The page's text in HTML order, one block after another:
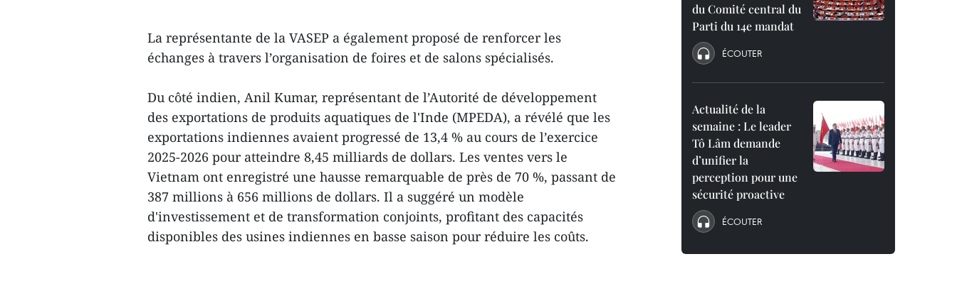
La représentante de la VASEP a également proposé de renforcer les
échanges à travers l’organisation de foires et de salons spécialisés.
Du côté indien, Anil Kumar, représentant de l’Autorité de développement
des exportations de produits aquatiques de l'Inde (MPEDA), a révélé que les
exportations indiennes avaient progressé de 13,4 % au cours de l’exercice
2025-2026 pour atteindre 8,45 milliards de dollars. Les ventes vers le
Vietnam ont enregistré une hausse remarquable de près de 70 %, passant de
387 millions à 656 millions de dollars. Il a suggéré un modèle
d'investissement et de transformation conjoints, profitant des capacités
disponibles des usines indiennes en basse saison pour réduire les coûts.
du Comité central du
Parti du 14e mandat
ÉCOUTER
Actualité de la
semaine : Le leader
Tô Lâm demande
d’unifier la
perception pour une
sécurité proactive
ÉCOUTER